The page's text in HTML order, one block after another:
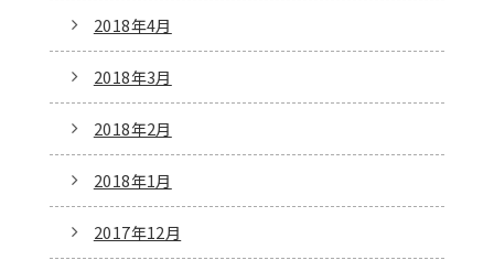
2018年4月
2018年3月
2018年2月
2018年1月
2017年12月